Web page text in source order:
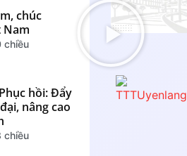
chúc
Nam
chiều
hồi: Đẩy
nâng cao
chiều